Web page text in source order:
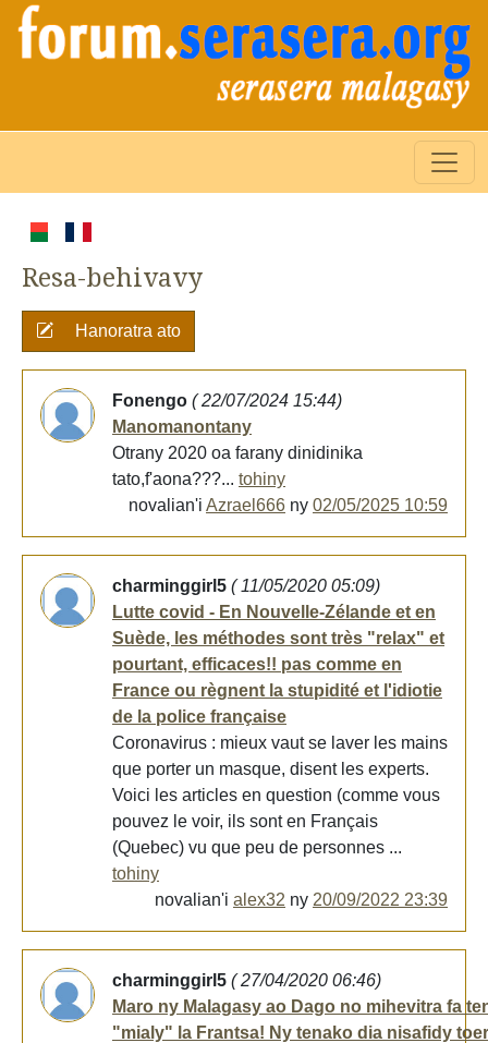
Resa-behivavy
Hanoratra ato
Fonengo ( 22/07/2024 15:44)
Manomanontany
Otrany 2020 oa farany dinidinika
tato,f'aona???... tohiny
novalian'i Azrael666 ny 02/05/2025 10:59
charminggirl5 ( 11/05/2020 05:09)
Lutte covid - En Nouvelle-Zélande et en
Suède, les méthodes sont très "relax" et
pourtant, efficaces!! pas comme en
France ou règnent la stupidité et l'idiotie
de la police française
Coronavirus : mieux vaut se laver les mains
que porter un masque, disent les experts.
Voici les articles en question (comme vous
pouvez le voir, ils sont en Français
(Quebec) vu que peu de personnes ...
tohiny
novalian'i alex32 ny 20/09/2022 23:39
charminggirl5 ( 27/04/2020 06:46)
Maro ny Malagasy ao Dago no mihevitra fa
"mialy" la Frantsa! Ny tenako dia nisafidy